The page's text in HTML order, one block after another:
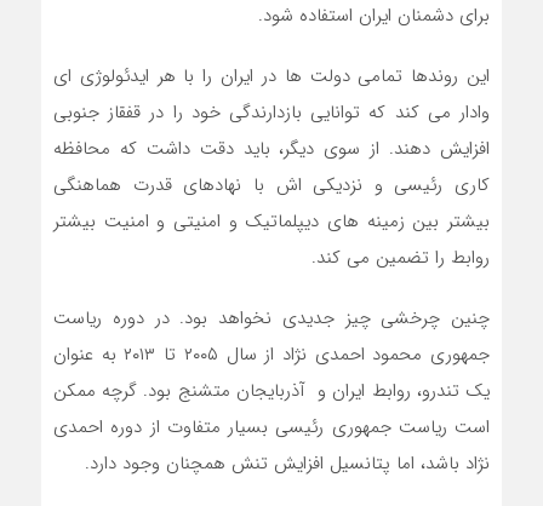
برای دشمنان ایران استفاده شود.
این روندها تمامی دولت ها در ایران را با هر ایدئولوژی ای
وادار می کند که توانایی بازدارندگی خود را در قفقاز جنوبی
افزایش دهند. از سوی دیگر، باید دقت داشت که محافظه
کاری رئیسی و نزدیکی اش با نهادهای قدرت هماهنگی
بیشتر بین زمینه های دیپلماتیک و امنیتی و امنیت بیشتر
روابط را تضمین می کند.
چنین چرخشی چیز جدیدی نخواهد بود. در دوره ریاست
جمهوری محمود احمدی نژاد از سال ۲۰۰۵ تا ۲۰۱۳ به عنوان
یک تندرو، روابط ایران و آذربایجان متشنج بود. گرچه ممکن
است ریاست جمهوری رئیسی بسیار متفاوت از دوره احمدی
نژاد باشد، اما پتانسیل افزایش تنش همچنان وجود دارد.